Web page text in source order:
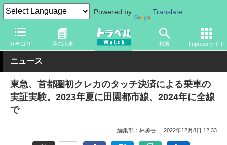
Powered by Translate
カテゴリ 過去記事 検索 Impressサイト
トラベル Watch 旅の情報 カード・電子マネー クレジットカー
ニュース
東急、首都圏初クレカのタッチ決済による乗車の
実証実験。2023年夏に田園都市線、2024年に全線
で
編集部：林勇吾 2022年12月8日 12:33